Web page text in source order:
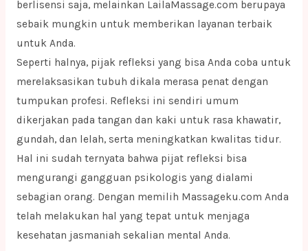
berlisensi saja, melainkan LailaMassage.com berupaya
sebaik mungkin untuk memberikan layanan terbaik
untuk Anda.
Seperti halnya, pijak refleksi yang bisa Anda coba untuk
merelaksasikan tubuh dikala merasa penat dengan
tumpukan profesi. Refleksi ini sendiri umum
dikerjakan pada tangan dan kaki untuk rasa khawatir,
gundah, dan lelah, serta meningkatkan kwalitas tidur.
Hal ini sudah ternyata bahwa pijat refleksi bisa
mengurangi gangguan psikologis yang dialami
sebagian orang. Dengan memilih Massageku.com Anda
telah melakukan hal yang tepat untuk menjaga
kesehatan jasmaniah sekalian mental Anda.